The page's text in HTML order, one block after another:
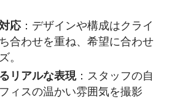
応：デザインや構成はクライ
合わせを重ね、希望に合わせ
。
リアルな表現：スタッフの自
ィスの温かい雰囲気を撮影